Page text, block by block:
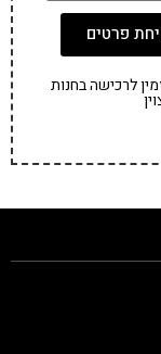
פרטים
לרכישה בחנות